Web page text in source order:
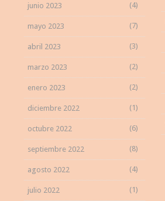
junio 2023 (4)
mayo 2023 (7)
abril 2023 (3)
marzo 2023 (2)
enero 2023 (2)
diciembre 2022 (1)
octubre 2022 (6)
septiembre 2022 (8)
agosto 2022 (4)
julio 2022 (1)